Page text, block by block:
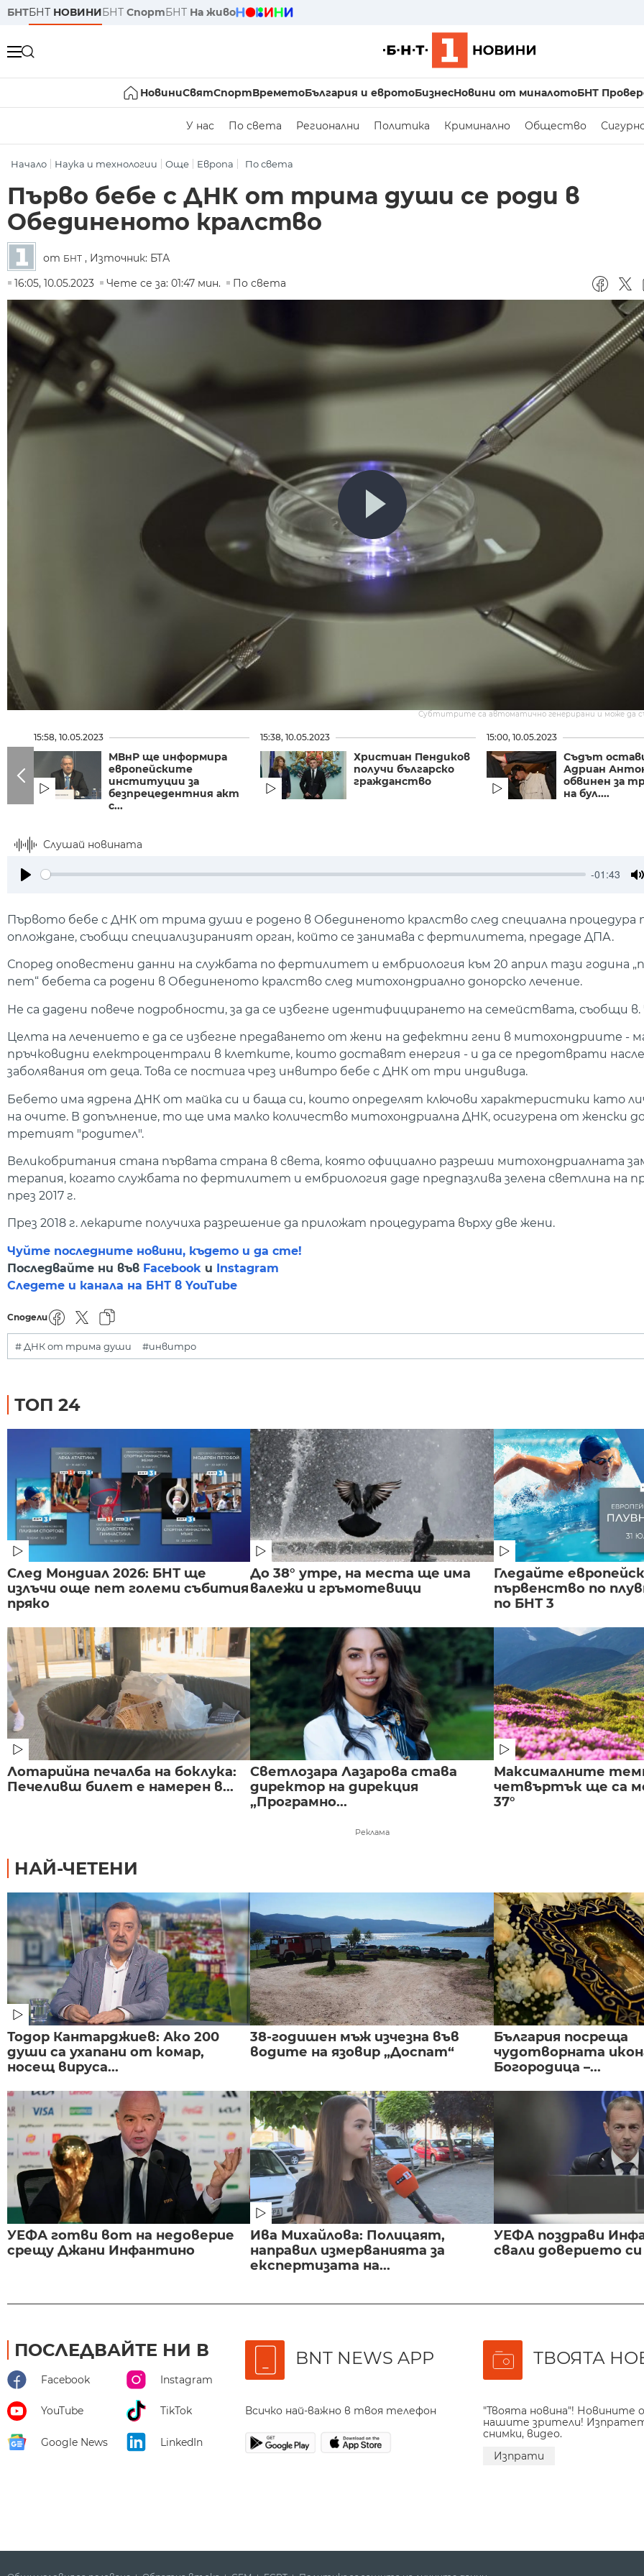
БНТБНТ НОВИНИБНТ СпортБНТ На живо
НовиниСвятСпортВреметоБългария и евротоБизнесНовини от миналотоБНТ
У нас По света Регионални Политика Криминално Общество
Начало Наука и технологии Още Европа По света
Първо бебе с ДНК от трима души се роди в
Обединеното кралство
от БНТ , Източник: БТА
16:05, 10.05.2023
Чете се за: 01:47 мин. По света
Субтитрите са автоматично генерирани и може да
15:58, 10.05.2023
МВнР ще информира
европейските
институции за
безпрецедентния акт
с...
15:38, 10.05.2023
Христиан Пендиков
получи българско
гражданство
15:00, 10.05.2023
Съдът
Адриан
обвинен за
на бул....
Слушай новината
-01:43
Първото бебе с ДНК от трима души е родено в Обединеното кралство след специална процедура
оплождане, съобщи специализираният орган, който се занимава с фертилитета, предаде ДПА.
Според оповестени данни на службата по фертилитет и ембриология към 20 април тази година
пет“ бебета са родени в Обединеното кралство след митохондриално донорско лечение.
Не са дадени повече подробности, за да се избегне идентифицирането на семействата, съобщи в.
Целта на лечението е да се избегне предаването от жени на дефектни гени в митохондриите -
пръчковидни електроцентрали в клетките, които доставят енергия - и да се предотврати
заболявания от деца. Това се постига чрез инвитро бебе с ДНК от три индивида.
Бебето има ядрена ДНК от майка си и баща си, които определят ключови характеристики като
на очите. В допълнение, то ще има малко количество митохондриална ДНК, осигурена от женски
третият "родител".
Великобритания стана първата страна в света, която официално разреши митохондриалната
терапия, когато службата по фертилитет и ембриология даде предпазлива зелена светлина на
през 2017 г.
През 2018 г. лекарите получиха разрешение да приложат процедурата върху две жени.
Чуйте последните новини, където и да сте!
Последвайте ни във Facebook и Instagram
Следете и канала на БНТ в YouTube
Сподели
# ДНК от трима души #инвитро
ТОП 24
След Мондиал 2026: БНТ ще
излъчи още пет големи събития
пряко
До 38° утре, на места ще има
валежи и гръмотевици
Гледайте
първенство по
по БНТ 3
Лотарийна печалба на боклука:
Печеливш билет е намерен в...
Светлозара Лазарова става
директор на дирекция
„Програмно...
Максималните
четвъртък ще са
37°
Реклама
НАЙ-ЧЕТЕНИ
Тодор Кантарджиев: Ако 200
души са ухапани от комар,
носещ вируса...
38-годишен мъж изчезна във
водите на язовир „Доспат“
България посреща
чудотворната
Богородица –...
УЕФА готви вот на недоверие
срещу Джани Инфантино
Ива Михайлова: Полицаят,
направил измерванията за
експертизата на...
УЕФА поздрави
свали доверието
ПОСЛЕДВАЙТЕ НИ В
Facebook Instagram
YouTube TikTok
Google News LinkedIn
BNT NEWS APP
Всичко най-важно в твоя телефон
ТВОЯТА
"Твоята новина"! Новините
нашите зрители!
снимки, видео.
Изпрати